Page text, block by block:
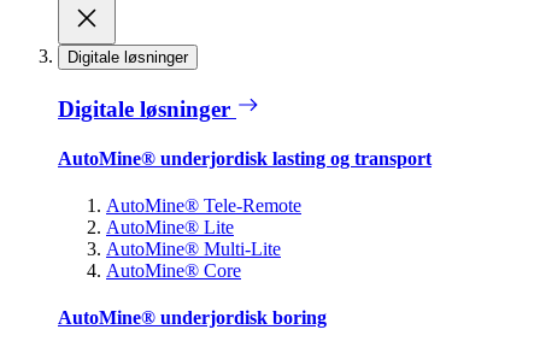
Digitale løsninger
Digitale løsninger
AutoMine® underjordisk lasting og transport
AutoMine® Tele-Remote
AutoMine® Lite
AutoMine® Multi-Lite
AutoMine® Core
AutoMine® underjordisk boring